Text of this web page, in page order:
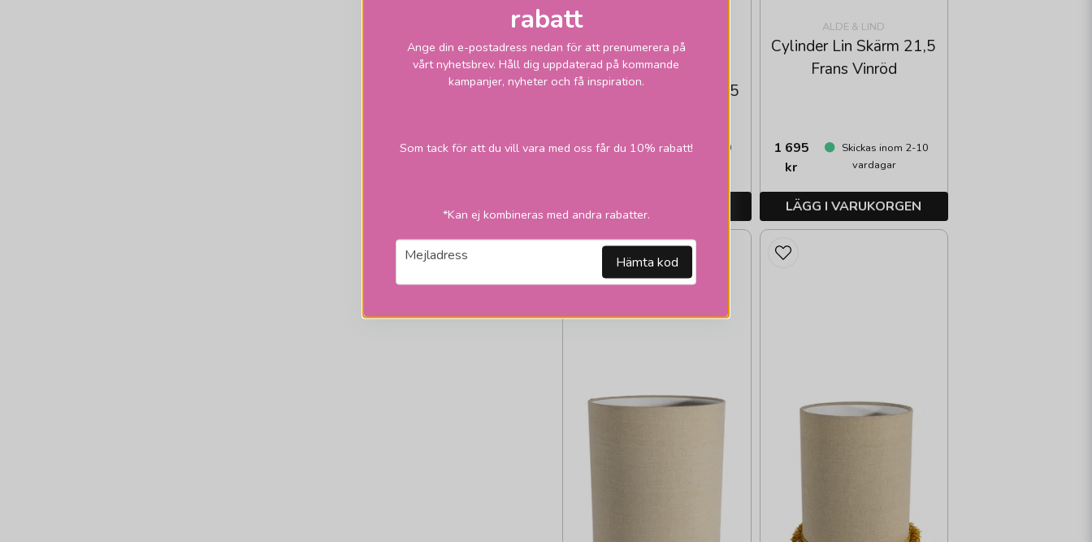
ALDE & LIND
Cylinder Lin Skärm 21,5
1 695
Skickas inom 2-10
LÄGG I VARUKORGEN
ALDE & LIND
Cylinder Lin Skärm 21,5
Frans Vinröd
1 695
kr
Skickas inom 2-10
vardagar
LÄGG I VARUKORGEN
rabatt
Ange din e-postadress nedan för att prenumerera på
vårt nyhetsbrev. Håll dig uppdaterad på kommande
kampanjer, nyheter och få inspiration.
Som tack för att du vill vara med oss får du 10% rabatt!
*Kan ej kombineras med andra rabatter.
email
Mejladress Hämta kod